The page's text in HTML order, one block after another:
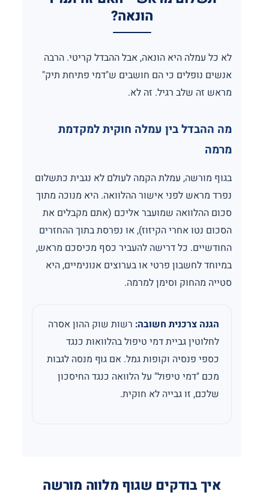
הונאה?
לא כל עמלה היא הונאה, אבל ההבדל קריטי. הרבה
אנשים נופלים כי הם חושבים ש"דמי פתיחת תיק"
מראש זה שלב רגיל. זה לא.
מה ההבדל בין עמלה חוקית למקדמת
מרמה
בגוף מורשה, עמלת הקמה לעולם לא נגבית כתשלום
נפרד מראש לפני אישור ההלוואה. היא מנוכה מתוך
סכום ההלוואה שמועבר אליכם (אתם מקבלים את
הסכום נטו אחרי הקיזוז), או נפרסת בתוך ההחזרים
החודשיים. כל דרישה להעביר כסף מכיסכם מראש,
במיוחד לחשבון פרטי או בערוצים אנונימיים, היא
סטייה מהחוק וסימן למרמה.
הגנה צרכנית חשובה: רשות שוק ההון אסרה
לחלוטין גביית דמי טיפול בהלוואות כנגד
כספי פנסיה וקופות גמל. אם גוף מנסה לגבות
מכם "דמי טיפול" על הלוואה כנגד החיסכון
שלכם, זו גבייה לא חוקית.
איך בודקים שגוף מלווה מורשה